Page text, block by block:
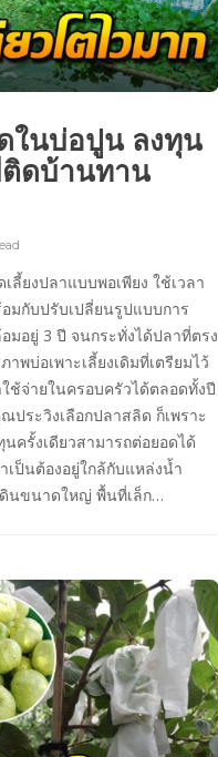
ในบ่อปูน ลงทุน
ติดบ้านทาน
ลี้ยงปลาแบบพอเพียง ใช้เวลา
มกับปรับเปลี่ยนรูปแบบการ
มอยู่ 3 ปี จนกระทั่งได้ปลาที่ตรง
พบ่อเพาะเลี้ยงเดิมที่เตรียมไว้
ช้จ่ายในครอบครัวได้ตลอดทั้งปี
ระวิงเลือกปลาสลิด ก็เพราะ
ครั้งเดียวสามารถต่อยอดได้
เป็นต้องอยู่ใกล้กับแหล่งน้ำ
ดินขนาดใหญ่ พื้นที่เล็ก…